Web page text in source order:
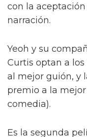
con la
narración.
Yeoh y su
Curtis optan a
al mejor guión, y
premio a la
comedia).
Es la segunda